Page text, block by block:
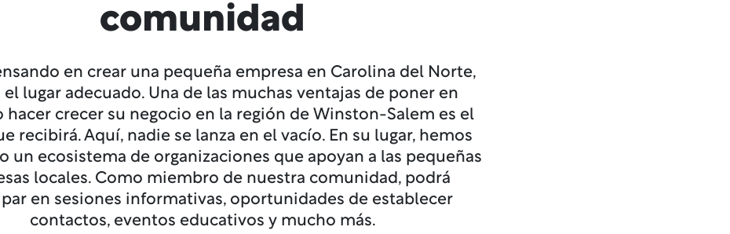
comunidad
en crear una pequeña empresa en Carolina del Norte,
el lugar adecuado. Una de las muchas ventajas de poner en
hacer crecer su negocio en la región de Winston-Salem es el
recibirá. Aquí, nadie se lanza en el vacío. En su lugar, hemos
un ecosistema de organizaciones que apoyan a las pequeñas
locales. Como miembro de nuestra comunidad, podrá
en sesiones informativas, oportunidades de establecer
contactos, eventos educativos y mucho más.